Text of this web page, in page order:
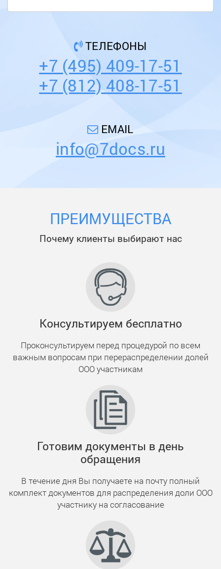
ТЕЛЕФОНЫ
+7 (495) 409-17-51
+7 (812) 408-17-51
EMAIL
info@7docs.ru
ПРЕИМУЩЕСТВА
Почему клиенты выбирают нас
Консультируем бесплатно
Проконсультируем перед процедурой по всем
важным вопросам при перераспределении долей
ООО участникам
Готовим документы в день
обращения
В течение дня Вы получаете на почту полный
комплект документов для распределения доли ООО
участнику на согласование